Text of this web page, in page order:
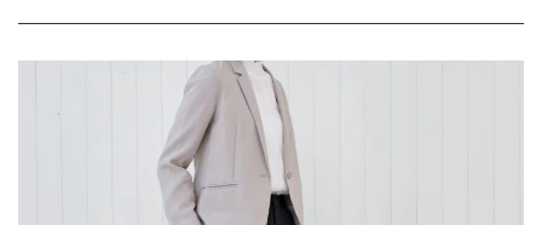
特徴